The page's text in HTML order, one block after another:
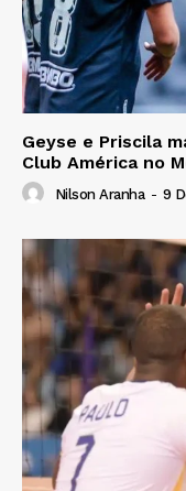
Geyse e Priscila
Club América no
Nilson Aranha - 9